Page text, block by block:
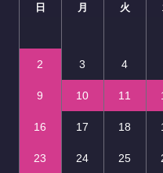
日 月 火
2 3 4
9 10 11
16 17 18
23 24 25